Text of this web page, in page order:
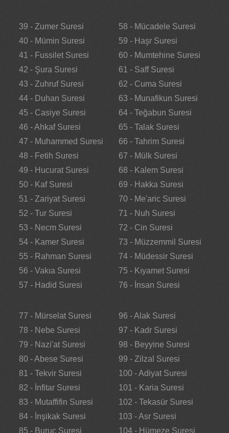
39 - Zumer Suresi
40 - Mümin Suresi
41 - Fussilet Suresi
42 - Şura Suresi
43 - Zuhruf Suresi
44 - Duhan Suresi
45 - Casiye Suresi
46 - Ahkaf Suresi
47 - Muhammed Suresi
48 - Fetih Suresi
49 - Hucurat Suresi
50 - Kaf Suresi
51 - Zariyat Suresi
52 - Tur Suresi
53 - Necm Suresi
54 - Kamer Suresi
55 - Rahman Suresi
56 - Vakıa Suresi
57 - Hadid Suresi
58 - Mücadele Suresi
59 - Haşr Suresi
60 - Mumtehine Suresi
61 - Saff Suresi
62 - Cuma Suresi
63 - Munafikun Suresi
64 - Teğabun Suresi
65 - Talak Suresi
66 - Tahrim Suresi
67 - Mülk Suresi
68 - Kalem Suresi
69 - Hakka Suresi
70 - Me'aric Suresi
71 - Nuh Suresi
72 - Cin Suresi
73 - Müzzemmil Suresi
74 - Müdessir Suresi
75 - Kıyamet Suresi
76 - İnsan Suresi
77 - Mürselat Suresi
78 - Nebe Suresi
79 - Nazi'at Suresi
80 - Abese Suresi
81 - Tekvir Suresi
82 - İnfitar Suresi
83 - Mutaffifin Suresi
84 - İnşikak Suresi
85 - Buruc Suresi
96 - Alak Suresi
97 - Kadr Suresi
98 - Beyyine Suresi
99 - Zilzal Suresi
100 - Adiyat Suresi
101 - Karia Suresi
102 - Tekasür Suresi
103 - Asr Suresi
104 - Hümeze Suresi